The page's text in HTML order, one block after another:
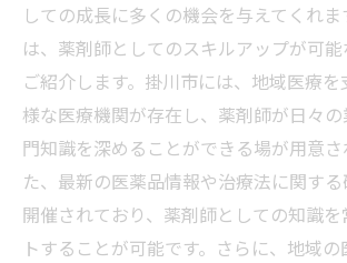
しての成長に多くの機会を与えてくれま
は、薬剤師としてのスキルアップが可
ご紹介します。掛川市には、地域医療
様な医療機関が存在し、薬剤師が日々
門知識を深めることができる場が用意さ
た、最新の医薬品情報や治療法に関す
開催されており、薬剤師としての知識
トすることが可能です。さらに、地域